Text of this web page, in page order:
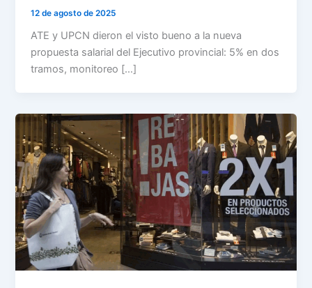
12 de agosto de 2025
ATE y UPCN dieron el visto bueno a la nueva
propuesta salarial del Ejecutivo provincial: 5% en dos
tramos, monitoreo […]